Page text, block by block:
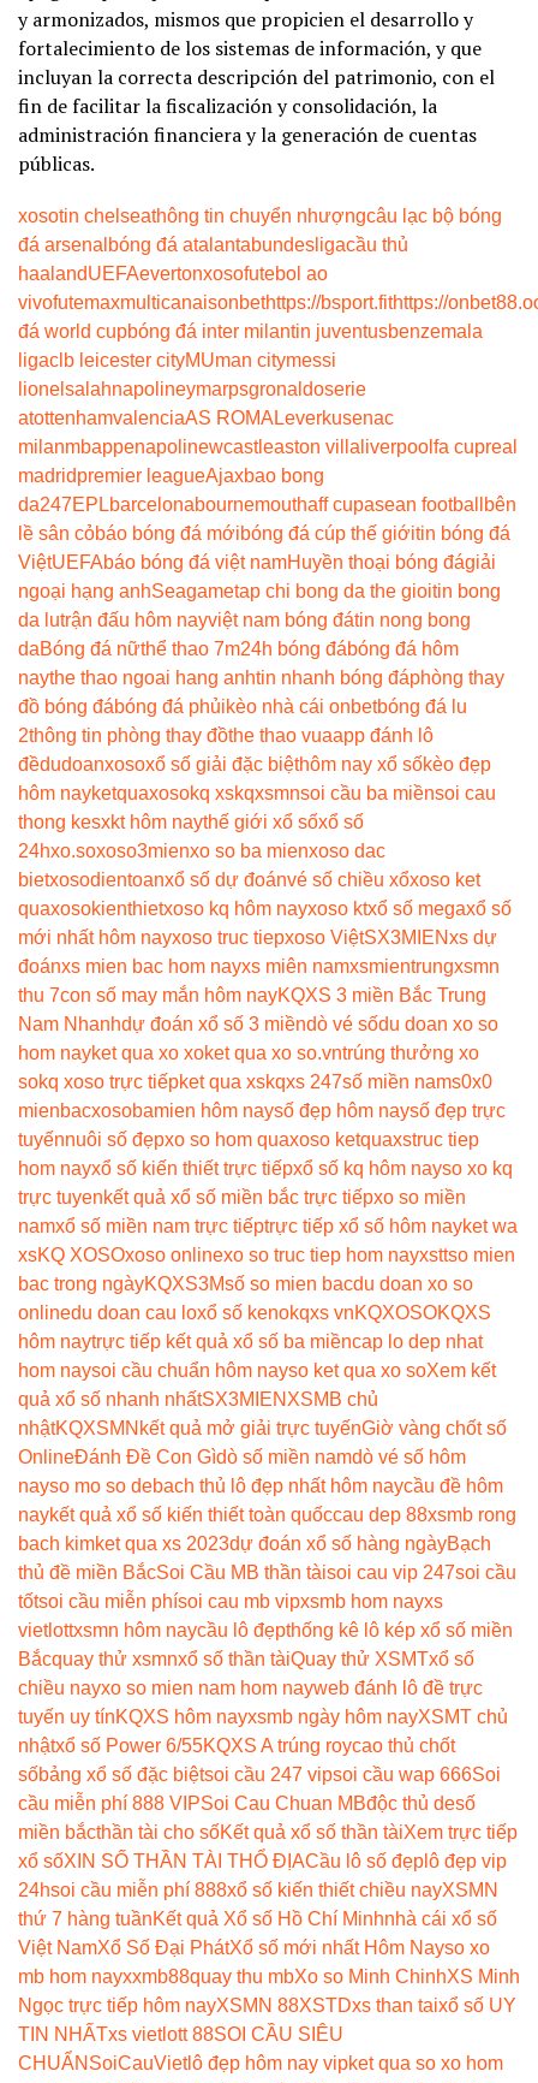
y armonizados, mismos que propicien el desarrollo y
fortalecimiento de los sistemas de información, y que
incluyan la correcta descripción del patrimonio, con el
fin de facilitar la fiscalización y consolidación, la
administración financiera y la generación de cuentas
públicas.
xosotin chelseathông tin chuyển nhượngcâu lạc bộ bóng
đá arsenal bóng đá atalantabundesligacầu thủ
haalandUEFAevertonxosofutebol ao
vivofutemaxmulticanaisonbethttps://bsport.fithttps://
đá world cupbóng đá inter milantin juventusbenzema la
ligaclb leicester cityMUman citymessi
lionel salahnapolineymarpsgronaldoserie
atottenhamvalenciaAS ROMA Leverkusenac
milanmbappenapolinewcastleaston villa liverpool fa cupreal
madridpremier leagueAjaxbao bong
da247EPLbarcelonabournemouthaff cupasean football
bên
lề sân cỏbáo bóng đá mớibóng đá cúp thế giớitin bóng đá
ViệtUEFAbáo bóng đá việt namHuyền thoại bóng đágiải
ngoại hạng anhSeagametap chi bong da the gioitin bong
da lutrận đấu hôm nayviệt nam bóng đátin nong bong
daBóng đá nữthể thao 7m24h bóng đábóng đá hôm
naythe thao ngoai hang anhtin nhanh bóng đáphòng thay
đồ bóng đábóng đá phủikèo nhà cái onbetbóng đá lu
2thông tin phòng thay đồthe thao vuaapp đánh lô
đềdudoanxosoxổ số giải đặc biệthôm nay xổ sốkèo đẹp
hôm nayketquaxosokq xskqxsmnsoi cầu ba miềnsoi cau
thong kesxkt hôm naythế giới xổ sốxổ số
24hxo.soxoso3mienxo so ba mienxoso dac
bietxosodientoanxổ số dự đoánvé số chiều xổxoso ket
quaxosokienthietxoso kq hôm nayxoso ktxổ số megaxổ số
mới nhất hôm nayxoso truc tiepxoso ViệtSX3MIENxs dự
đoánxs mien bac hom nayxs miên namxsmientrungxsmn
thu 7con số may mắn hôm nayKQXS 3 miền Bắc Trung
Nam Nhanhdự đoán xổ số 3 miềndò vé sốdu doan xo so
hom nayket qua xo xoket qua xo so.vntrúng thưởng xo
sokq xoso trực tiếpket qua xskqxs 247số miền nams0x0
mienbacxosobamien hôm naysố đẹp hôm naysố đẹp trực
tuyếnnuôi số đẹpxo so hom quaxoso ketquaxstruc tiep
hom nayxổ số kiến thiết trực tiếpxổ số kq hôm nayso xo kq
trực tuyenkết quả xổ số miền bắc trực tiếpxo so miền
namxổ số miền nam trực tiếptrực tiếp xổ số hôm nayket wa
xsKQ XOSOxoso onlinexo so truc tiep hom nayxsttso mien
bac trong ngàyKQXS3Msố so mien bacdu doan xo so
onlinedu doan cau loxổ số kenokqxs vnKQXOSOKQXS
hôm naytrực tiếp kết quả xổ số ba miềncap lo dep nhat
hom naysoi cầu chuẩn hôm nayso ket qua xo soXem kết
quả xổ số nhanh nhấtSX3MIEN XSMB chủ
nhậtKQXSMN kết quả mở giải trực tuyếnGiờ vàng chốt số
OnlineĐánh Đề Con Gìdò số miền namdò vé số hôm
nayso mo so debach thủ lô đẹp nhất hôm naycầu đề hôm
naykết quả xổ số kiến thiết toàn quốccau dep 88xsmb rong
bach kimket qua xs 2023dự đoán xổ số hàng ngàyBạch
thủ đề miền BắcSoi Cầu MB thần tàisoi cau vip 247soi cầu
tốtsoi cầu miễn phísoi cau mb vipxsmb hom nayxs
vietlottxsmn hôm naycầu lô đẹpthống kê lô kép xổ số miền
Bắcquay thử xsmnxổ số thần tàiQuay thử XSMTxổ số
chiều nayxo so mien nam hom nayweb đánh lô đề trực
tuyến uy tínKQXS hôm nayxsmb ngày hôm nayXSMT chủ
nhậtxổ số Power 6/55KQXS A trúng roycao thủ chốt
sốbảng xổ số đặc biệtsoi cầu 247 vipsoi cầu wap 666Soi
cầu miễn phí 888 VIPSoi Cau Chuan MBđộc thủ desố
miền bắcthần tài cho sốKết quả xổ số thần tàiXem trực tiếp
xổ sốXIN SỐ THẦN TÀI THỔ ĐỊACầu lô số đẹp lô đẹp vip
24hsoi cầu miễn phí 888xổ số kiến thiết chiều nayXSMN
thứ 7 hàng tuầnKết quả Xổ số Hồ Chí Minhnhà cái xổ số
Việt NamXổ Số Đại PhátXổ số mới nhất Hôm Nayso xo
mb hom nayxxmb88quay thu mbXo so Minh ChinhXS Minh
Ngọc trực tiếp hôm nayXSMN 88XSTDxs than taixổ số UY
TIN NHẤTxs vietlott 88SOI CẦU SIÊU
CHUẨN SoiCauVietlô đẹp hôm nay vipket qua so xo hom